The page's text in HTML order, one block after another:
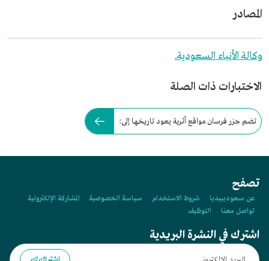
المصادر
وكالة الأنباء السعودية.
الاختبارات ذات الصلة
تضم جزر فرسان مواقع أثرية يعود تاريخها إلى:
تصفح
عن سعوديبيديا شروط الاستخدام سياسة الخصوصية
المشاركة الإلكترونية
تواصل معنا
التوظيف
اشترك في النشرة البريدية